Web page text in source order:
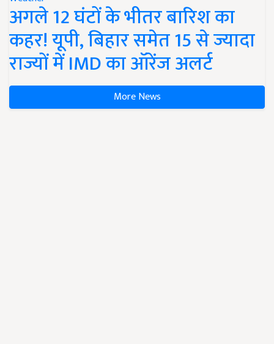
अगले 12 घंटों के भीतर बारिश का
कहर! यूपी, बिहार समेत 15 से ज्यादा
राज्यों में IMD का ऑरेंज अलर्ट
More News